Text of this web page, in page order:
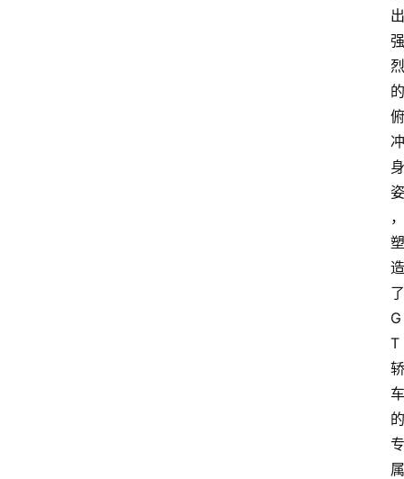
出
强
烈
的
俯
冲
身
姿
，
塑
造
了
G
T
轿
车
的
专
属